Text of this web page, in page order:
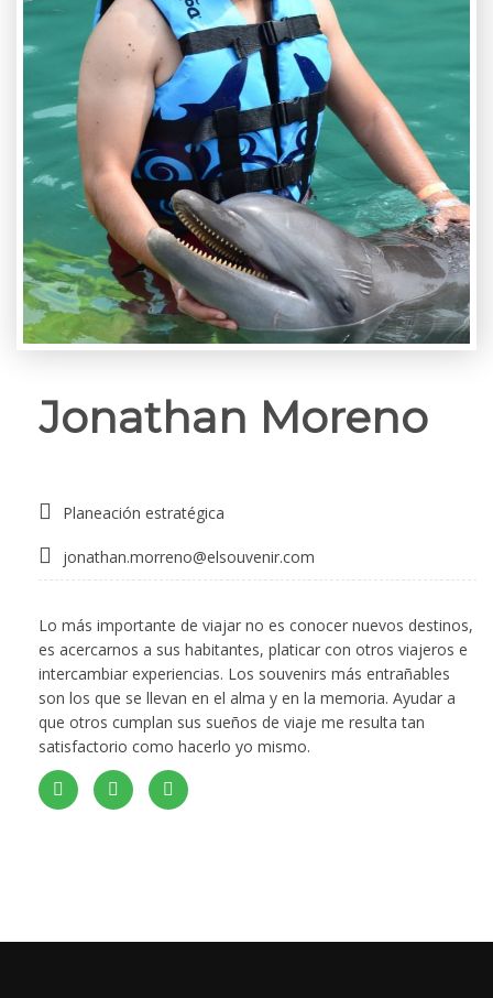
Jonathan Moreno
Planeación estratégica
jonathan.morreno@elsouvenir.com
Lo más importante de viajar no es conocer nuevos destinos,
es acercarnos a sus habitantes, platicar con otros viajeros e
intercambiar experiencias. Los souvenirs más entrañables
son los que se llevan en el alma y en la memoria. Ayudar a
que otros cumplan sus sueños de viaje me resulta tan
satisfactorio como hacerlo yo mismo.